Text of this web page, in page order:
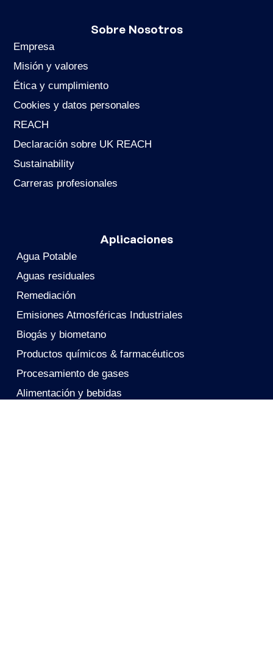
Sobre Nosotros
Empresa
Misión y valores
Ética y cumplimiento
Cookies y datos personales
REACH
Declaración sobre UK REACH
Sustainability
Carreras profesionales
Aplicaciones
Agua Potable
Aguas residuales
Remediación
Emisiones Atmosféricas Industriales
Biogás y biometano
Productos químicos & farmacéuticos
Procesamiento de gases
Alimentación y bebidas